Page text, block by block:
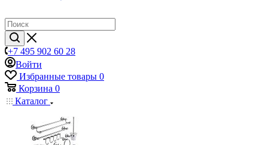
+7 495 902 60 28
Войти
Избранные товары 0
Корзина 0
Каталог